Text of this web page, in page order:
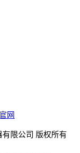
网
有限公司 版权所有